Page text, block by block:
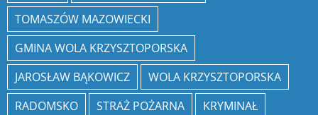
TOMASZÓW MAZOWIECKI
GMINA WOLA KRZYSZTOPORSKA
JAROSŁAW BĄKOWICZ
WOLA KRZYSZTOPORSKA
RADOMSKO
STRAŻ POŻARNA
KRYMINAŁ